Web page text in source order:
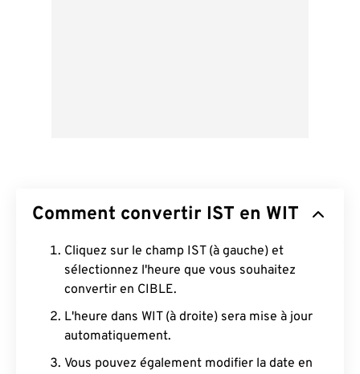
Comment convertir IST en WIT
Cliquez sur le champ IST (à gauche) et
sélectionnez l'heure que vous souhaitez
convertir en CIBLE.
L'heure dans WIT (à droite) sera mise à jour
automatiquement.
Vous pouvez également modifier la date en